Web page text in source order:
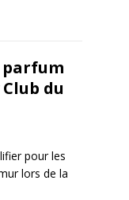
parfum
du
pour les
lors de la